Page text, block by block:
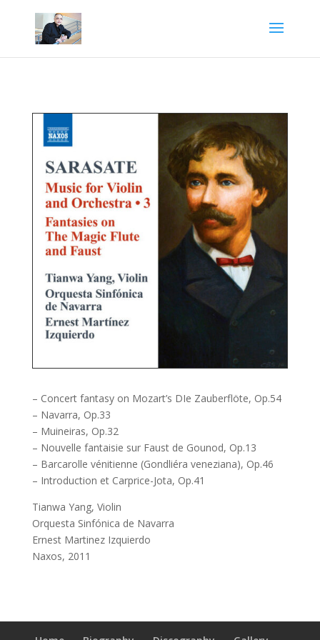
– Concert fantasy on Mozart’s DIe Zauberflöte, Op.54
– Navarra, Op.33
– Muineiras, Op.32
– Nouvelle fantaisie sur Faust de Gounod, Op.13
– Barcarolle vénitienne (Gondliéra veneziana), Op.46
– Introduction et Carprice-Jota, Op.41
Tianwa Yang, Violin
Orquesta Sinfónica de Navarra
Ernest Martinez Izquierdo
Naxos, 2011